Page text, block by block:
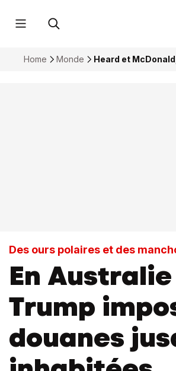
Home Monde Heard et
Des ours polaires et des
En
Trump
douanes